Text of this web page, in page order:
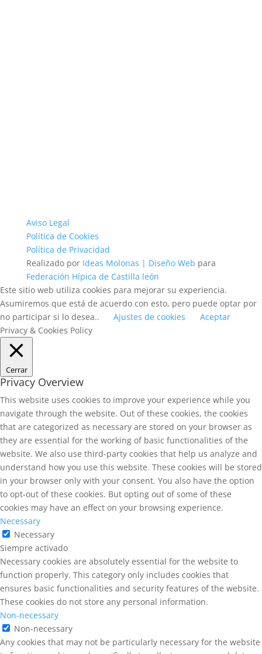
Aviso Legal
Política de Cookies
Política de Privacidad
Realizado por Ideas Molonas | Diseño Web para
Federación Hípica de Castilla león
Este sitio web utiliza cookies para mejorar su experiencia.
Asumiremos que está de acuerdo con esto, pero puede optar por
no participar si lo desea..
Ajustes de cookies
Aceptar
Privacy & Cookies Policy
Cerrar
Privacy Overview
This website uses cookies to improve your experience while you
navigate through the website. Out of these cookies, the cookies
that are categorized as necessary are stored on your browser as
they are essential for the working of basic functionalities of the
website. We also use third-party cookies that help us analyze and
understand how you use this website. These cookies will be stored
in your browser only with your consent. You also have the option
to opt-out of these cookies. But opting out of some of these
cookies may have an effect on your browsing experience.
Necessary
Necessary
Siempre activado
Necessary cookies are absolutely essential for the website to
function properly. This category only includes cookies that
ensures basic functionalities and security features of the website.
These cookies do not store any personal information.
Non-necessary
Non-necessary
Any cookies that may not be particularly necessary for the website